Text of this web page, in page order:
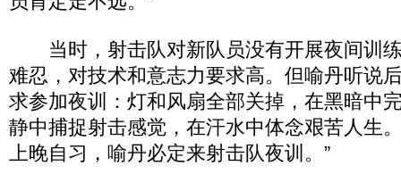
当时，射击队对新队员没有开展夜间训
难忍，对技术和意志力要求高。但喻丹听说
求参加夜训：灯和风扇全部关掉，在黑暗中
静中捕捉射击感觉，在汗水中体念艰苦人生
上晚自习，喻丹必定来射击队夜训。”